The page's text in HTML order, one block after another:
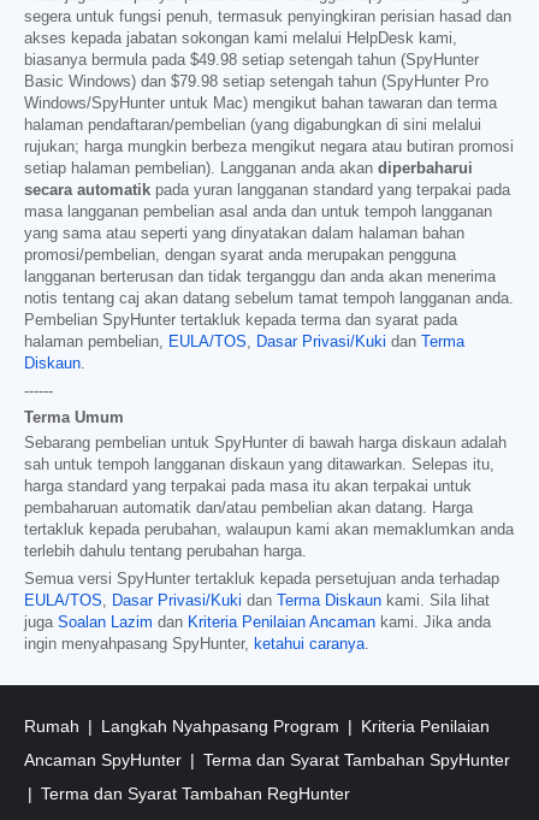
segera untuk fungsi penuh, termasuk penyingkiran perisian hasad dan
akses kepada jabatan sokongan kami melalui HelpDesk kami,
biasanya bermula pada $49.98 setiap setengah tahun (SpyHunter
Basic Windows) dan $79.98 setiap setengah tahun (SpyHunter Pro
Windows/SpyHunter untuk Mac) mengikut bahan tawaran dan terma
halaman pendaftaran/pembelian (yang digabungkan di sini melalui
rujukan; harga mungkin berbeza mengikut negara atau butiran promosi
setiap halaman pembelian). Langganan anda akan diperbaharui
secara automatik pada yuran langganan standard yang terpakai pada
masa langganan pembelian asal anda dan untuk tempoh langganan
yang sama atau seperti yang dinyatakan dalam halaman bahan
promosi/pembelian, dengan syarat anda merupakan pengguna
langganan berterusan dan tidak terganggu dan anda akan menerima
notis tentang caj akan datang sebelum tamat tempoh langganan anda.
Pembelian SpyHunter tertakluk kepada terma dan syarat pada
halaman pembelian, EULA/TOS, Dasar Privasi/Kuki dan
Terma
Diskaun.
------
Terma Umum
Sebarang pembelian untuk SpyHunter di bawah harga diskaun adalah
sah untuk tempoh langganan diskaun yang ditawarkan. Selepas itu,
harga standard yang terpakai pada masa itu akan terpakai untuk
pembaharuan automatik dan/atau pembelian akan datang. Harga
tertakluk kepada perubahan, walaupun kami akan memaklumkan anda
terlebih dahulu tentang perubahan harga.
Semua versi SpyHunter tertakluk kepada persetujuan anda terhadap
EULA/TOS, Dasar Privasi/Kuki dan Terma Diskaun kami. Sila lihat
juga Soalan Lazim dan Kriteria Penilaian Ancaman kami. Jika anda
ingin menyahpasang SpyHunter, ketahui caranya.
Rumah Langkah Nyahpasang Program
Kriteria Penilaian
Ancaman SpyHunter
Terma dan Syarat Tambahan SpyHunter
Terma dan Syarat Tambahan RegHunter